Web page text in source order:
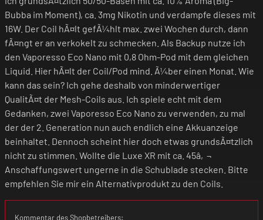
Bubba im Moment), ca. 3mg Nikotin und verdampfe dieses mit
16W. Der Coil hÃ¤lt gefÃ¼hlt max. zwei Wochen durch, dann
fÃ¤ngt er an verkokelt zu schmecken. Als Backup nutze ich
den Vaporesso Eco Nano mit 0,8 Ohm-Pod mit dem gleichen
Liquid. Hier hÃ¤lt der Coil/Pod mind. Ã¼ber einen Monat. Wie
kann das sein? Ich gehe deshalb von minderwertiger
QualitÃ¤t der Mesh-Coils aus. Ich spiele echt mit dem
Gedanken, zwei Vaporesso Eco Nano zu verwenden, zu mal
der der 2. Generation nun auch endlich eine Akkuanzeige
beinhaltet. Dennoch scheint hier doch etwas grundsÃ¤tzlich
nicht zu stimmen. Wollte die Luxe XR mit ca. 45â‚¬
Anschaffungswert ungerne in die Schublade stecken. Bitte
empfehlen Sie mir ein Alternativprodukt zu den Coils.
Kommentar des Shopbetreibers: